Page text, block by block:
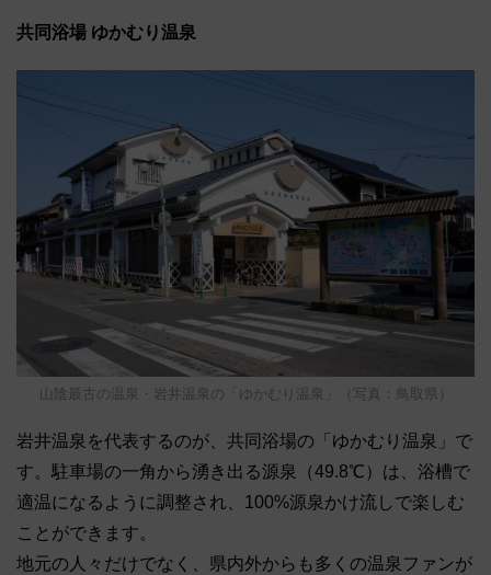
共同浴場 ゆかむり温泉
山陰最古の温泉・岩井温泉の「ゆかむり温泉」（写真：鳥取県）
岩井温泉を代表するのが、共同浴場の「ゆかむり温泉」で
す。駐車場の一角から湧き出る源泉（49.8℃）は、浴槽で
適温になるように調整され、100%源泉かけ流しで楽しむ
ことができます。
地元の人々だけでなく、県内外からも多くの温泉ファンが